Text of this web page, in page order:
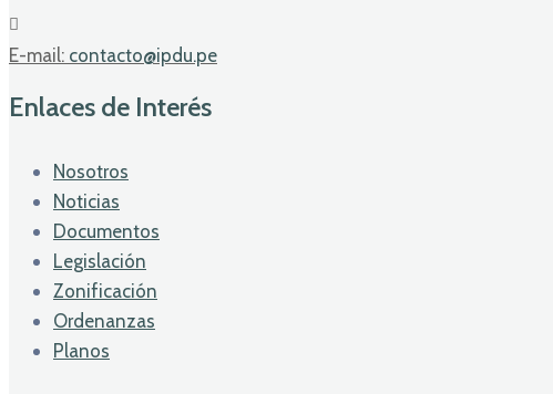
E-mail: contacto@ipdu.pe
Enlaces de Interés
Nosotros
Noticias
Documentos
Legislación
Zonificación
Ordenanzas
Planos